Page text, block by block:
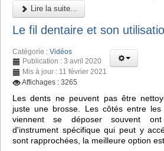
Lire la suite...
Le fil dentaire et son
Catégorie : Vidéos
Publication : 3 avril 2020
Mis à jour : 11 février 2021
Affichages : 3265
Les dents ne peuvent pas être
juste une brosse. Les côtés entre
viennent se déposer souvent
d'instrument spécifique qui peut y
sont rapprochées, la meilleure option est